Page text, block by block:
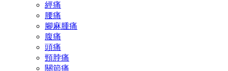
經痛
腰痛
腳麻腫痛
腹痛
頭痛
頸脖痛
關節痛